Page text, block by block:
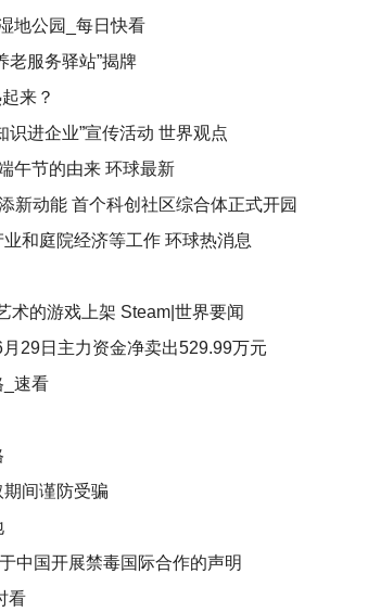
地公园_每日快看
老服务驿站”揭牌
来？
识进企业”宣传活动 世界观点
午节的由来 环球最新
新动能 首个科创社区综合体正式开园
和庭院经济等工作 环球热消息
术的游戏上架 Steam|世界要闻
29日主力资金净卖出529.99万元
_速看
间谨防受骗
中国开展禁毒国际合作的声明
看